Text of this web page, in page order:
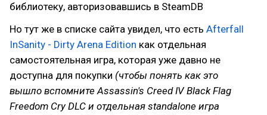
библиотеку, авторизовавшись в SteamDB
Но тут же в списке сайта увидел, что есть Afterfall
InSanity - Dirty Arena Edition как отдельная
самостоятельная игра, которая уже давно не
доступна для покупки (чтобы понять как это
вышло вспомните Assassin's Creed IV Black Flag
Freedom Cry DLC и отдельная standalone игра